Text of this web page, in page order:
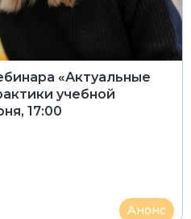
«Актуальные
учебной
17:00
Анонс